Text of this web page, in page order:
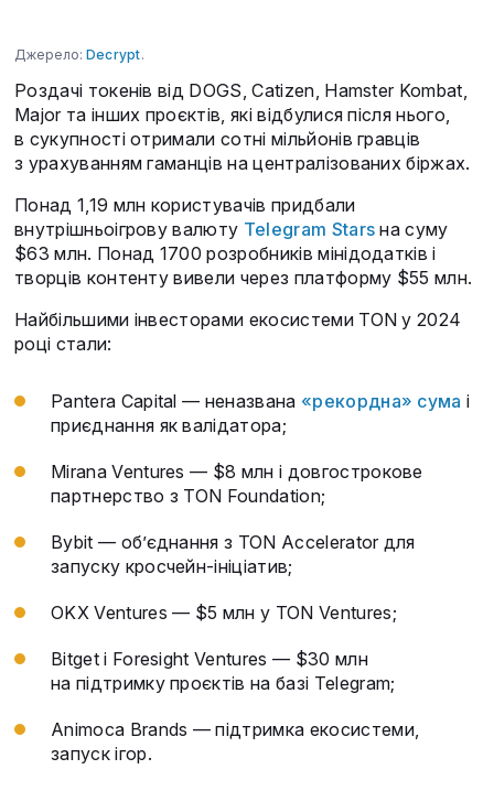
Джерело: Decrypt.
Роздачі токенів від DOGS, Catizen, Hamster Kombat,
Major та інших проєктів, які відбулися після нього,
в сукупності отримали сотні мільйонів гравців
з урахуванням гаманців на централізованих біржах.
Понад 1,19 млн користувачів придбали
внутрішньоігрову валюту Telegram Stars на суму
$63 млн. Понад 1700 розробників мінідодатків і
творців контенту вивели через платформу $55 млн.
Найбільшими інвесторами екосистеми TON у 2024
році стали:
Pantera Capital — неназвана «рекордна» сума і
приєднання як валідатора;
Mirana Ventures — $8 млн і довгострокове
партнерство з TON Foundation;
Bybit — об’єднання з TON Accelerator для
запуску кросчейн-ініціатив;
OKX Ventures — $5 млн у TON Ventures;
Bitget і Foresight Ventures — $30 млн
на підтримку проєктів на базі Telegram;
Animoca Brands — підтримка екосистеми,
запуск ігор.